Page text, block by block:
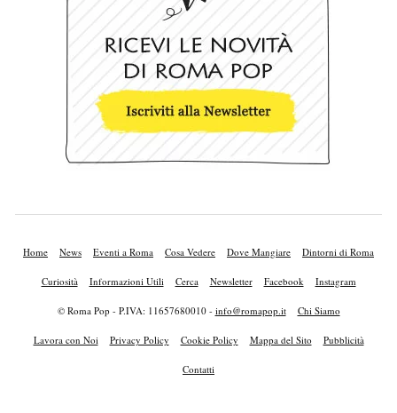
Home News Eventi a Roma Cosa Vedere Dove Mangiare Dintorni di Roma
Curiosità Informazioni Utili Cerca Newsletter Facebook Instagram
© Roma Pop - P.IVA: 11657680010 - info@romapop.it Chi Siamo
Lavora con Noi Privacy Policy Cookie Policy Mappa del Sito Pubblicità
Contatti